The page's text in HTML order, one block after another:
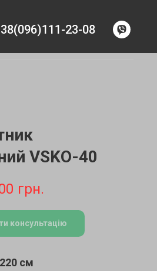
23-08
VSKO-40
грн.
консультацію
220 см